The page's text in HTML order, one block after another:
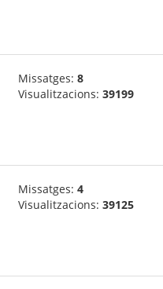
Missatges: 8
Visualitzacions: 39199
Missatges: 4
Visualitzacions: 39125